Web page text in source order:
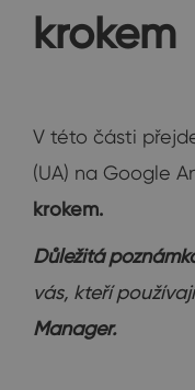
krokem
V této části
(UA) na Google
krokem.
Důležitá
vás, kteří
Manager.